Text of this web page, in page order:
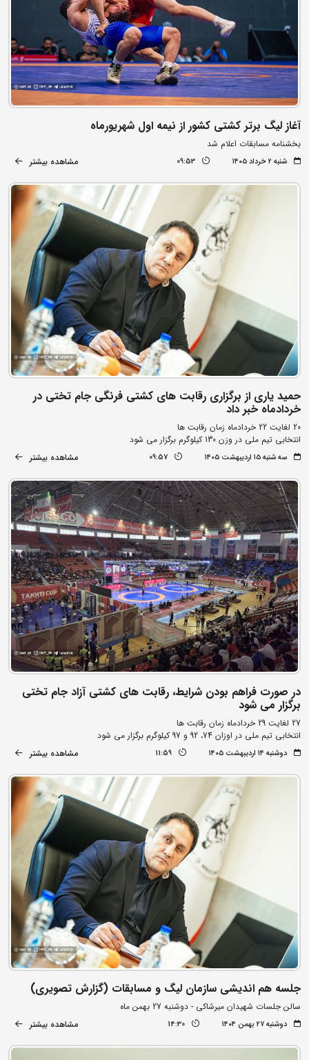
آغاز لیگ برتر کشتی کشور از نیمه اول شهریورماه
بخشنامه مسابقات اعلام شد
شنبه ۲ خرداد ۱۴۰۵ 09:53 مشاهده بیشتر
حمید یاری از برگزاری رقابت های کشتی فرنگی جام تختی در
خردادماه خبر داد
20 لغایت 22 خردادماه زمان رقابت ها
انتخابی تیم ملی در وزن 130 کیلوگرم برگزار می شود
سه شنبه ۱۵ اردیبهشت ۱۴۰۵ 09:57 مشاهده بیشتر
در صورت فراهم بودن شرایط، رقابت های کشتی آزاد جام تختی
برگزار می شود
27 لغایت 29 خردادماه زمان رقابت ها
انتخابی تیم ملی در اوزان 74، 92 و 97 کیلوگرم برگزار می شود
دوشنبه ۱۴ اردیبهشت ۱۴۰۵ 11:59 مشاهده بیشتر
جلسه هم اندیشی سازمان لیگ و مسابقات (گزارش تصویری)
سالن جلسات شهیدان میرشاکی - دوشنبه 27 بهمن ماه
دوشنبه ۲۷ بهمن ۱۴۰۴ 14:30 مشاهده بیشتر